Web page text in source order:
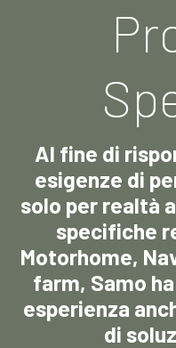
Al fine di
esigenze di
solo per realtà
specifiche
Motorhome,
farm, Samo
esperienza
di